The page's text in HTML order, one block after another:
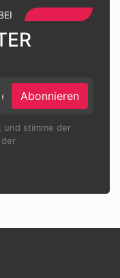
Abonnieren
und stimme der